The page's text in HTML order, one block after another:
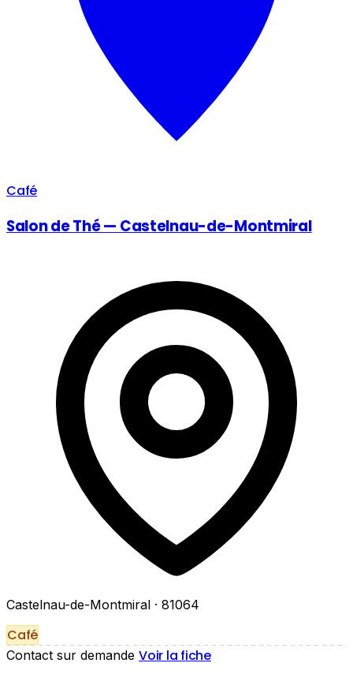
Café
Salon de Thé — Castelnau-de-Montmiral
Castelnau-de-Montmiral · 81064
Café
Contact sur demande Voir la fiche